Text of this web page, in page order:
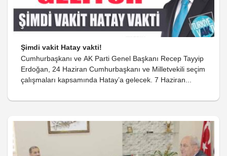
Şimdi vakit Hatay vakti!
Cumhurbaşkanı ve AK Parti Genel Başkanı Recep Tayyip
Erdoğan, 24 Haziran Cumhurbaşkanı ve Milletvekili seçim
çalışmaları kapsamında Hatay’a gelecek. 7 Haziran...